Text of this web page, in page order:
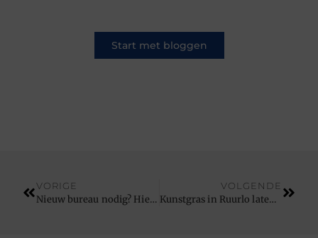
Start met bloggen
VORIGE
Nieuw bureau nodig? Hier moet het bureau aan voldoen!
VOLGENDE
Kunstgras in Ruurlo laten leggen?